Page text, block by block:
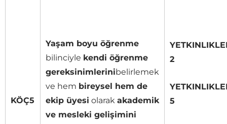
KÖÇ5
Yaşam boyu öğrenme
bilinciyle kendi öğrenme
gereksinimlerinibelirlemek
ve hem bireysel hem de
ekip üyesi olarak akademik
ve mesleki gelişimini
2
5